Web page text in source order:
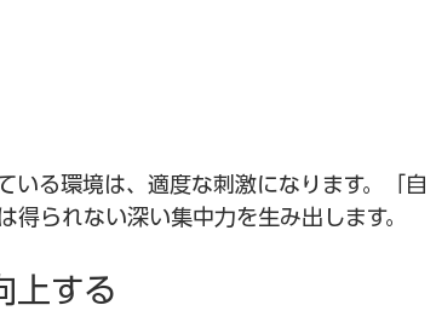
いる環境は、適度な刺激になります。「自
られない深い集中力を生み出します。
上する